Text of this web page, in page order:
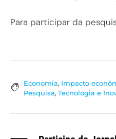
Para participar da
Economia, Impacto
Pesquisa, Tecnologia e